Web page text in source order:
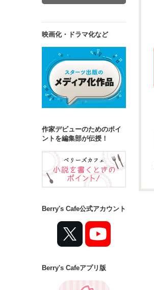
映画化・ドラマ化など
作家デビューのためのポイ
ントを編集部が伝授！
Berry's Cafe公式アカウント
Berry's Cafeアプリ版